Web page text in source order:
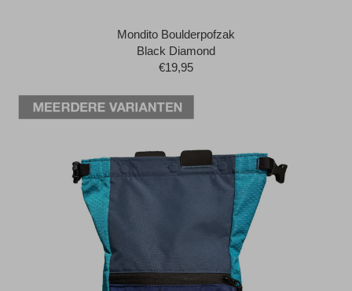
Mondito Boulderpofzak
Black Diamond
€19,95